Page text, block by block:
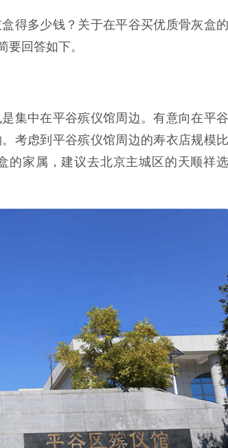
得多少钱？关于在平谷买优质骨灰盒的
回答如下。
集中在平谷殡仪馆周边。有意向在平谷
考虑到平谷殡仪馆周边的寿衣店规模比
的家属，建议去北京主城区的天顺祥选